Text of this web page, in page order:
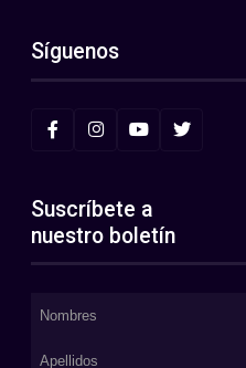
Síguenos
Suscríbete a
nuestro boletín